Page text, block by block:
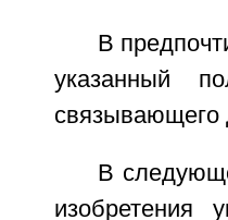
В
указанный
связывающего
В
изобретения